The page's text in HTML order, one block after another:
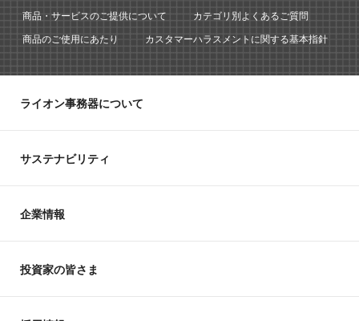
商品・サービスのご提供について
カテゴリ別よくあるご質問
商品のご使用にあたり
カスタマーハラスメントに関する基本指針
ライオン事務器について
サステナビリティ
企業情報
投資家の皆さま